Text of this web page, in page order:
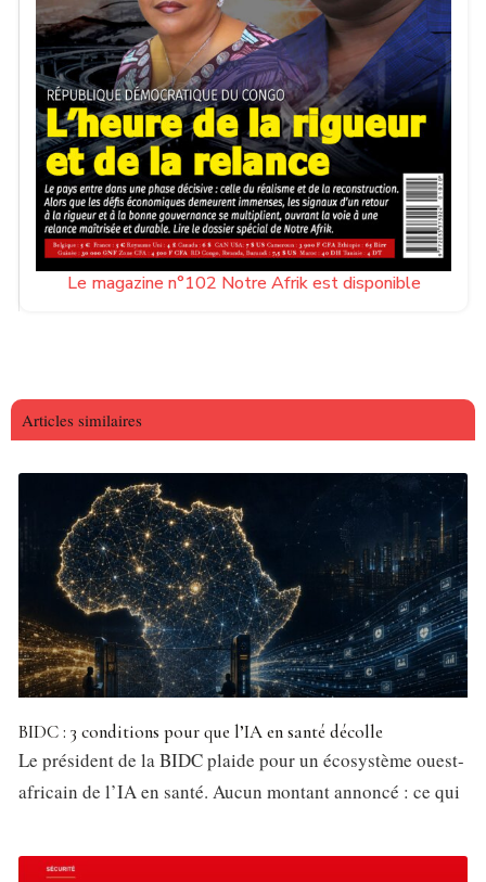
Le magazine n°102 Notre Afrik est disponible
Articles similaires
BIDC : 3 conditions pour que l’IA en santé décolle
Le président de la BIDC plaide pour un écosystème ouest-
africain de l’IA en santé. Aucun montant annoncé : ce qui